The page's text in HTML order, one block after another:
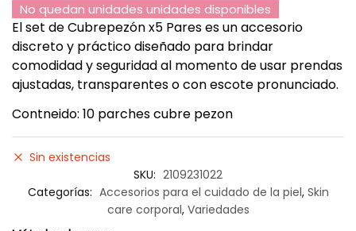
No quedan unidades unidades disponibles
El set de Cubrepezón x5 Pares es un accesorio
discreto y práctico diseñado para brindar
comodidad y seguridad al momento de usar prendas
ajustadas, transparentes o con escote pronunciado.
Contneido: 10 parches cubre pezon
Sin existencias
SKU: 2109231022
Categorías: Accesorios para el cuidado de la piel, Skin
care corporal, Variedades